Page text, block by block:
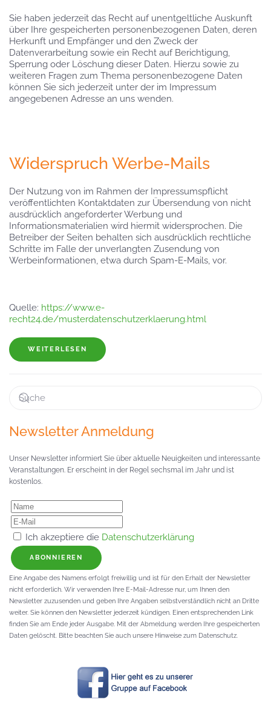
Sie haben jederzeit das Recht auf unentgeltliche Auskunft
über Ihre gespeicherten personenbezogenen Daten, deren
Herkunft und Empfänger und den Zweck der
Datenverarbeitung sowie ein Recht auf Berichtigung,
Sperrung oder Löschung dieser Daten. Hierzu sowie zu
weiteren Fragen zum Thema personenbezogene Daten
können Sie sich jederzeit unter der im Impressum
angegebenen Adresse an uns wenden.
Widerspruch Werbe-Mails
Der Nutzung von im Rahmen der Impressumspflicht
veröffentlichten Kontaktdaten zur Übersendung von nicht
ausdrücklich angeforderter Werbung und
Informationsmaterialien wird hiermit widersprochen. Die
Betreiber der Seiten behalten sich ausdrücklich rechtliche
Schritte im Falle der unverlangten Zusendung von
Werbeinformationen, etwa durch Spam-E-Mails, vor.
Quelle: https://www.e-
recht24.de/musterdatenschutzerklaerung.html
WEITERLESEN
Newsletter Anmeldung
Unser Newsletter informiert Sie über aktuelle Neuigkeiten und interessante
Veranstaltungen. Er erscheint in der Regel sechsmal im Jahr und ist
kostenlos.
Ich akzeptiere die Datenschutzerklärung
ABONNIEREN
Eine Angabe des Namens erfolgt freiwillig und ist für den Erhalt der Newsletter
nicht erforderlich. Wir verwenden Ihre E-Mail-Adresse nur, um Ihnen den
Newsletter zuzusenden und geben Ihre Angaben selbstverständlich nicht an Dritte
weiter. Sie können den Newsletter jederzeit kündigen. Einen entsprechenden Link
finden Sie am Ende jeder Ausgabe. Mit der Abmeldung werden Ihre gespeicherten
Daten gelöscht. Bitte beachten Sie auch unsere Hinweise zum Datenschutz.